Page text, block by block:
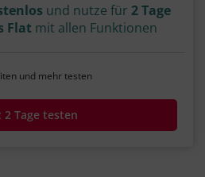
und nutze für 2 Tage
Flat mit allen Funktionen
und mehr testen
2 Tage testen